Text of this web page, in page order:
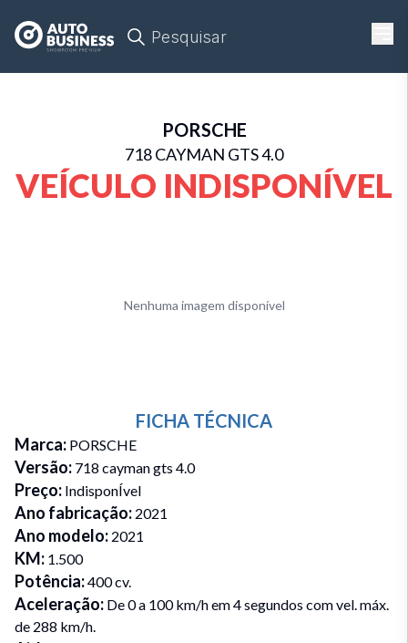
Pesquisar
PORSCHE
718 CAYMAN GTS 4.0
VEÍCULO INDISPONÍVEL
Nenhuma imagem disponível
FICHA TÉCNICA
Marca: PORSCHE
Versão: 718 cayman gts 4.0
Preço: IndisponÍvel
Ano fabricação: 2021
Ano modelo: 2021
KM: 1.500
Potência:400 cv.
Aceleração: De 0 a 100 km/h em 4 segundos com vel. máx.
de 288 km/h.